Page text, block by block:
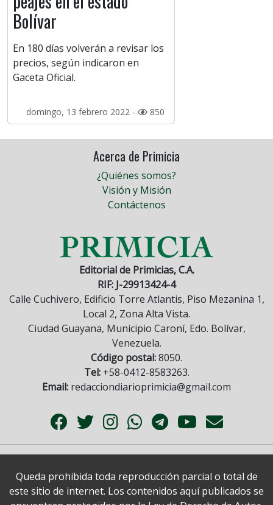
Bolívar
En 180 días volverán a revisar los
precios, según indicaron en
Gaceta Oficial.
domingo, 13 febrero 2022 - 850
Acerca de Primicia
¿Quiénes somos?
Visión y Misión
Contáctenos
Editorial de Primicias, C.A.
RIF: J-29913424-4
Calle Cuchivero, Edificio Torre Atlantis, Piso Mezanina 1,
Local 2, Zona Alta Vista.
Ciudad Guayana, Municipio Caroní, Edo. Bolívar,
Venezuela.
Código postal:8050.
Tel:+58-0412-8583263.
Email: redacciondiarioprimicia@gmail.com
Queda prohibida toda reproducción parcial o total de
este sitio de internet. Los contenidos aquí publicados se